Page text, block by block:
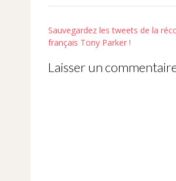
Post
navigation
Sauvegardez les tweets de la
français Tony Parker !
Laisser un